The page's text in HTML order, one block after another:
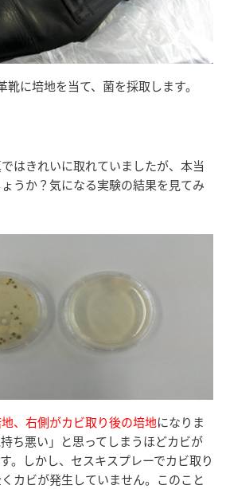
に培地を当て、菌を採取します。
はきれいに取れていましたが、本当
うか？気になる実験の結果を見てみ
、右側がカビ取り後の培地になりま
ち悪い」と思ってしまうほどカビが
。しかし、セスキスプレーでカビ取り
カビが発生していません。このこと